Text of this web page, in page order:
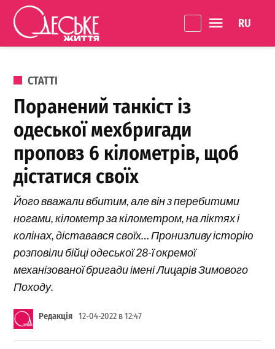
Перейти до вмісту
Життя
ОПУБЛІКОВАНО В
СТАТТІ
Поранений танкіст із
одеської мехбригади
проповз 6 кілометрів, щоб
дістатися своїх
Його вважали вбитим, але він з перебитими
ногами, кілометр за кілометром, на ліктях і
колінах, діставався своїх… Пронизливу історію
розповіли бійці одеської 28-ї окремої
механізованої бригади імені Лицарів Зимового
Походу.
Редакція 12-04-2022 в 12:47